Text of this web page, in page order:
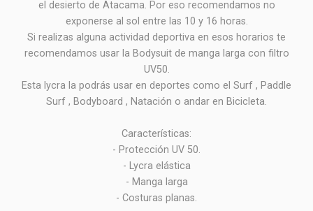
el desierto de Atacama. Por eso recomendamos no
exponerse al sol entre las 10 y 16 horas.
Si realizas alguna actividad deportiva en esos horarios te
recomendamos usar la Bodysuit de manga larga con filtro
UV50.
Esta lycra la podrás usar en deportes como el Surf , Paddle
Surf , Bodyboard , Natación o andar en Bicicleta.
Características:
- Protección UV 50.
- Lycra elástica
- Manga larga
- Costuras planas.